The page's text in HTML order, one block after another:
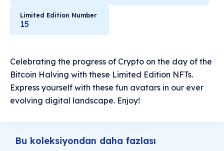
Limited Edition Number
15
Celebrating the progress of Crypto on the day of the
Bitcoin Halving with these Limited Edition NFTs.
Express yourself with these fun avatars in our ever
evolving digital landscape. Enjoy!
Bu koleksiyondan daha fazlası